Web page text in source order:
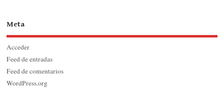
Meta
Acceder
Feed de entradas
Feed de comentarios
WordPress.org